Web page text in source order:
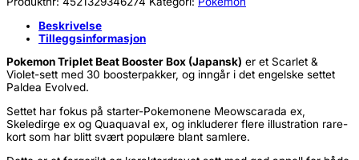
Beskrivelse
Tilleggsinformasjon
Pokemon Triplet Beat Booster Box (Japansk) er et Scarlet &
Violet-sett med 30 boosterpakker, og inngår i det engelske settet
Paldea Evolved.
Settet har fokus på starter-Pokemonene Meowscarada ex,
Skeledirge ex og Quaquaval ex, og inkluderer flere illustration rare-
kort som har blitt svært populære blant samlere.